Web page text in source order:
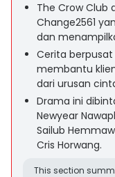
The Crow Club
Change2561
dan
Cerita
membantu
dari urusan
Drama ini
Newyear
Sailub
Cris Horwang.
This section